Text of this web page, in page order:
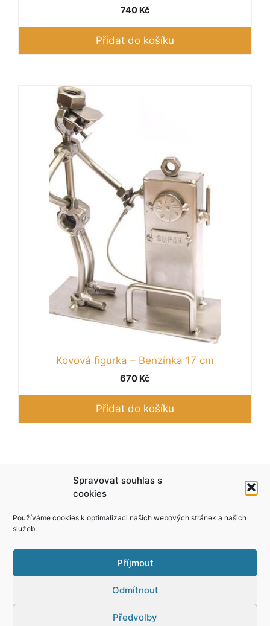
Spravovat souhlas s
cookies
Používáme cookies k optimalizaci našich webových stránek a našich
služeb.
Příjmout
Odmítnout
Předvolby
740 Kč
Přidat do košíku
Kovová figurka – Benzínka 17 cm
670 Kč
Přidat do košíku
Podle zákona o evidenci tržeb je prodávající
povinen vystavit kupujícímu účtenku. Zároveň je
daně online; v případě technického výpadku pak